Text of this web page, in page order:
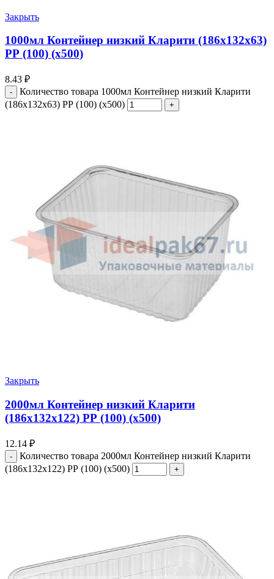
Закрыть
1000мл Контейнер низкий Кларити (186х132х63)
РР (100) (х500)
8.43 ₽
Количество товара 1000мл Контейнер низкий Кларити
(186х132х63) РР (100) (х500)
Закрыть
2000мл Контейнер низкий Кларити
(186х132х122) РР (100) (х500)
12.14 ₽
Количество товара 2000мл Контейнер низкий Кларити
(186х132х122) РР (100) (х500)